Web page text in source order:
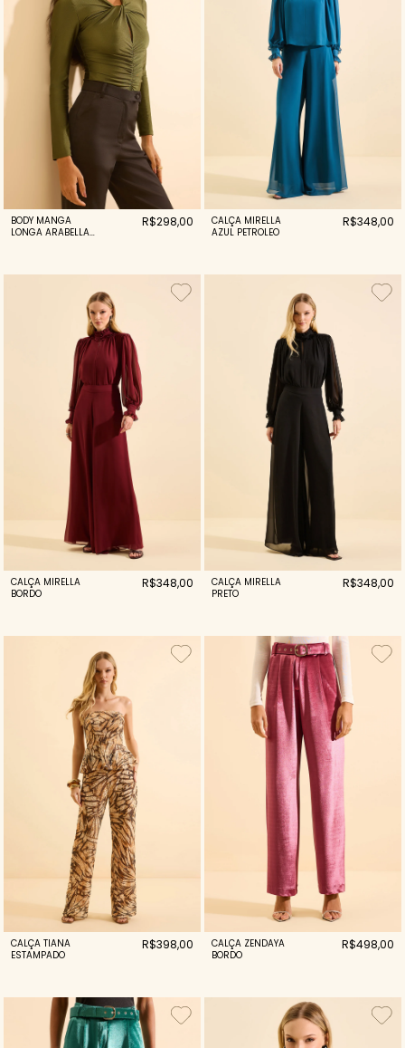
BODY MANGA
LONGA ARABELLA
R$298,00
CALÇA MIRELLA
AZUL PETROLEO
R$348,00
CALÇA MIRELLA
BORDO
R$348,00
CALÇA MIRELLA
PRETO
R$348,00
CALÇA TIANA
ESTAMPADO
R$398,00
CALÇA ZENDAYA
BORDO
R$498,00